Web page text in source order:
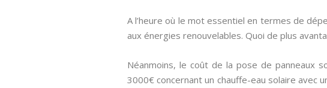
A l’heure où le mot essentiel en termes de
aux énergies renouvelables. Quoi de plus
Néanmoins, le coût de la pose de panneaux
3000€ concernant un chauffe-eau solaire avec